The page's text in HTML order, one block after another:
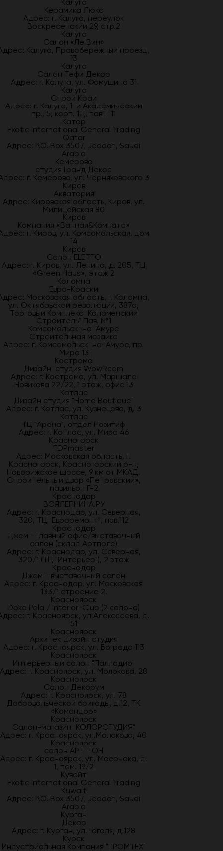
Калуга
Керамика Люкс
Адрес: г. Калуга, переулок
Воскресенский 29, стр.2
Калуга
Салон «Ле Вин»
Калуга, Правобережный проезд,
13
Калуга
Салон Тефи Декор
Адрес: г. Калуга, ул. Фомушина 31
Калуга
Строй Край
Адрес: г. Калуга, 1-й Академический
пр., 5, корп. 1Д, пав Г-11
Катар
Exotic International General Trading
Qatar
Адрес: P.O. Box 3507, Jeddah, Saudi
Arabia
Кемерово
студия Гранд Декор
г. Кемерово, ул. Черняховского 3
Киров
Акватория
Адрес: Кировская область, Киров, ул.
Милицейская 80
Киров
Компания «Ванная&Комната»
г. Киров, ул. Комсомольская, дом
14
Киров
Салон ELETTO
Адрес: г. Киров, ул. Ленина, д. 205, ТЦ
«Green Haus», этаж 2
Коломна
Евро-Краски
Московская область, г. Коломна,
ул. Октябрьской революции, 387а,
Торговый Комплекс "Коломенский
Строитель" Пав. №1
Комсомольск-на-Амуре
Строительная мозаика
Адрес: г. Комсомольск-на-Амуре, пр.
Мира 13
Кострома
Дизайн-студия WowRoom
Адрес: г. Кострома, ул. Маршала
Новикова 22/22, 1 этаж, офис 13
Котлас
Дизайн студия "Home Boutique"
Адрес: г. Котлас, ул. Кузнецова, д. 3
Котлас
ТЦ "Арена", отдел Позитиф
Адрес: г. Котлас, ул. Мира 46
Красногорск
FDPmaster
Адрес: Московская область, г.
Красногорск, Красногорский р-н,
Новорижское шоссе, 9 км от МКАД.
Строительный двор «Петровский»,
павильон Г-2
Краснодар
ВСЯЛЕПНИНА.РУ
Адрес: г. Краснодар, ул. Северная,
320, ТЦ "Евроремонт", пав.112
Краснодар
Джем - Главный офис/выставочный
салон (склад Артполе)
Адрес: г. Краснодар, ул. Северная,
320/1 (ТЦ "Интерьер"), 2 этаж
Краснодар
Джем - выставочный салон
Адрес: г. Краснодар, ул. Московская
133/1 строение 2.
Красноярск
Doka Pola / Interior-Club (2 салона)
г. Красноярск, ул.Алекссеева, д.
51
Красноярск
Архитек дизайн студия
Адрес: г. Красноярск, ул. Бограда 113
Красноярск
Интерьерный салон "Палладио"
Адрес: г. Красноярск, ул. Молокова, 28
Красноярск
Салон Декорум
Адрес: г. Красноярск, ул. 78
Добровольческой бригады, д.12, ТК
«Командор»
Красноярск
Салон-магазин "КОЛОРСТУДИЯ"
Адрес: г. Красноярск, ул.Молокова, 40
Красноярск
салон АРТ-ТОН
Адрес: г. Красноярск, ул. Маерчака, д.
1, пом. 19/2
Кувейт
Exotic International General Trading
Kuwait
Адрес: P.O. Box 3507, Jeddah, Saudi
Arabia
Курган
Декор
Адрес: г. Курган, ул. Гоголя, д.128
Курск
Индустриальная Компания "ПРОМТЕХ"